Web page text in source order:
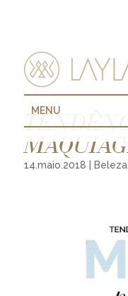
MENU
14.maio.2018 Beleza